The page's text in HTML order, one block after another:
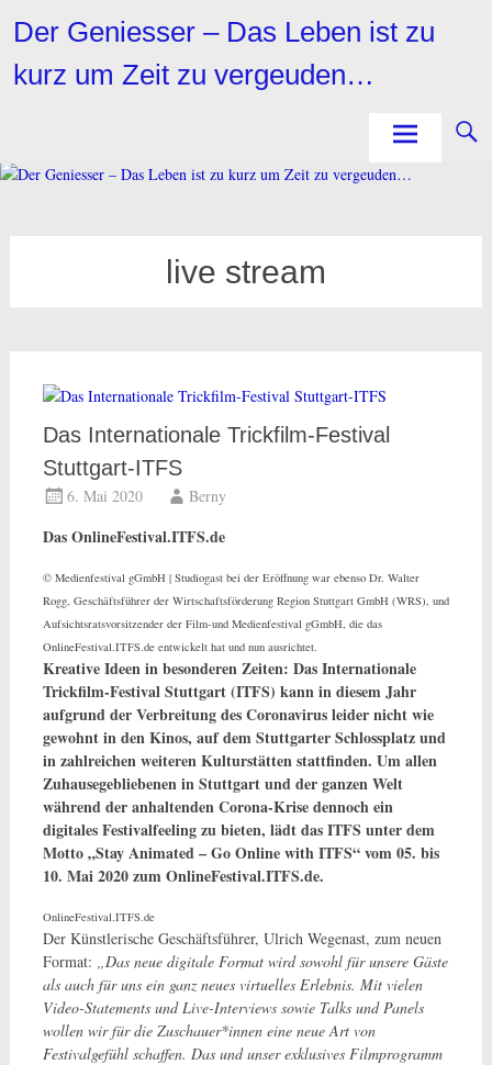
InhaltDer Geniesser – Das Leben ist zu
kurz um Zeit zu vergeuden…
live stream
Das Internationale Trickfilm-Festival
Stuttgart-ITFS
6. Mai 2020 Berny
Das OnlineFestival.ITFS.de
© Medienfestival gGmbH | Studiogast bei der Eröffnung war ebenso Dr. Walter
Rogg, Geschäfts­führer der Wirtschafts­förderung Region Stuttgart GmbH (WRS), und
Aufsichts­rats­vor­sitzender der Film-und Medienfestival gGmbH, die das
OnlineFestival.ITFS.de entwickelt hat und nun ausrichtet.
Kreative Ideen in besonderen Zeiten: Das Internationale
Trickfilm-Festival Stuttgart (ITFS) kann in diesem Jahr
aufgrund der Verbreitung des Coronavirus leider nicht wie
gewohnt in den Kinos, auf dem Stuttgarter Schlossplatz und
in zahlreichen weiteren Kulturstätten stattfinden. Um allen
Zuhausegebliebenen in Stuttgart und der ganzen Welt
während der anhaltenden Corona-Krise dennoch ein
digitales Festivalfeeling zu bieten, lädt das ITFS unter dem
Motto „Stay Animated – Go Online with ITFS“ vom 05. bis
10. Mai 2020 zum OnlineFestival.ITFS.de.
OnlineFestival.ITFS.de
Der Künstlerische Geschäftsführer, Ulrich Wegenast, zum neuen
Format: „Das neue digitale Format wird sowohl für unsere Gäste
als auch für uns ein ganz neues virtuelles Erlebnis. Mit vielen
Video-Statements und Live-Interviews sowie Talks und Panels
wollen wir für die Zuschauer*innen eine neue Art von
Festivalgefühl schaffen. Das und unser exklusives Filmprogramm